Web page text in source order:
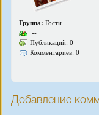
Группа: Гости
--
Публикаций: 0
Комментариев: 0
Добавление